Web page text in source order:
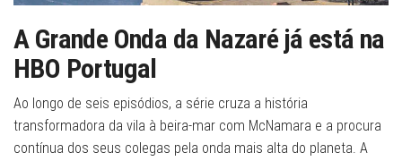
A Grande Onda da Nazaré já está na
HBO Portugal
Ao longo de seis episódios, a série cruza a história
transformadora da vila à beira-mar com McNamara e a procura
contínua dos seus colegas pela onda mais alta do planeta. A